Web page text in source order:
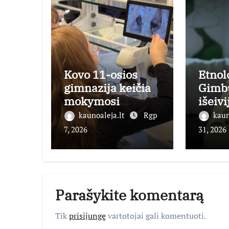
Kovo 11-osios
gimnazija keičia
mokymosi
kultūrą: nuo žinių
kaupimo – prie jų
supratimo ir
taikymo
kaunoaleja.lt
Rgp
7, 2026
būti
31, 2026
Parašykite komentarą
Tikprisijungęvartotojai gali komentuoti.